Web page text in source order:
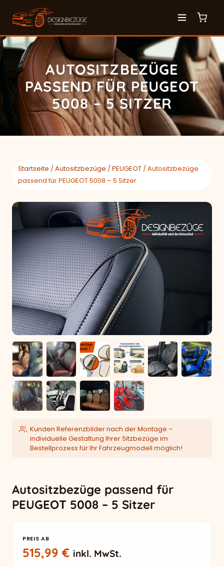
AUTOSITZBEZÜGE
PASSEND FÜR PEUGEOT
5008 – 5 SITZER
Startseite /Autositzbezüge /PEUGEOT / Autositzbezüge
passend für PEUGEOT 5008 – 5 Sitzer
Kunden Referenzbilder nach der Montage –
individuelle Gestaltung Ihrer Sitzbezüge im
Bestellprozess für Ihr Fahrzeugmodell möglich!
Autositzbezüge passend für
PEUGEOT 5008 – 5 Sitzer
PREIS AB
515,99€ inkl. MwSt.